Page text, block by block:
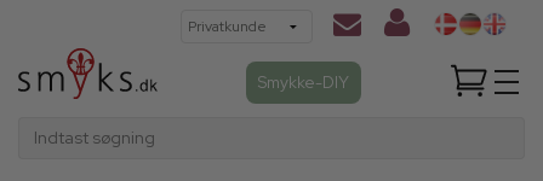
Smykke-DIY
Indtast søgning